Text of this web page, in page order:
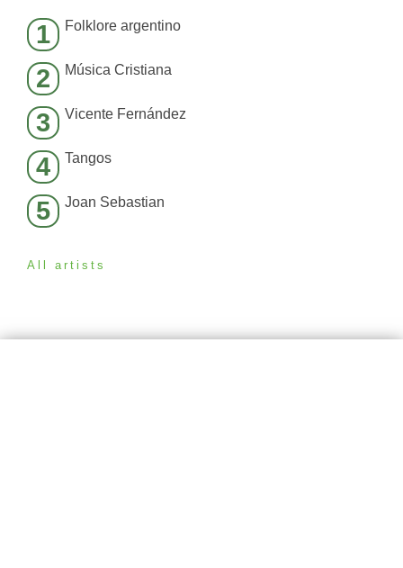
1 Folklore argentino
2 Música Cristiana
3 Vicente Fernández
4 Tangos
5 Joan Sebastian
All artists